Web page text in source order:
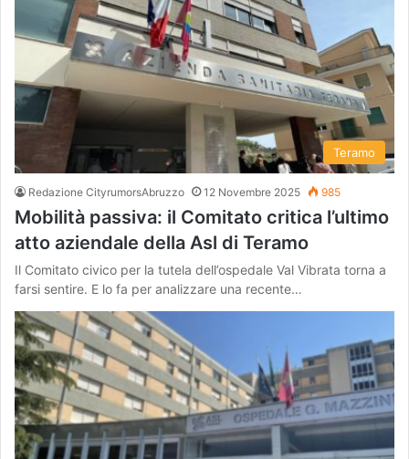
Teramo
Redazione CityrumorsAbruzzo 12 Novembre 2025 985
Mobilità passiva: il Comitato critica l’ultimo
atto aziendale della Asl di Teramo
Il Comitato civico per la tutela dell’ospedale Val Vibrata torna a
farsi sentire. E lo fa per analizzare una recente…